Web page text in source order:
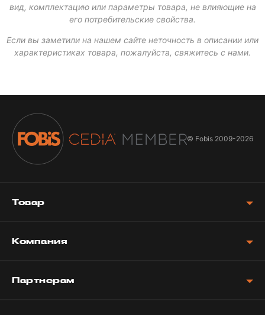
вид, комплектацию или параметры товара, не влияющие на
его потребительские свойства.
Если вы заметили на нашем сайте неточность в описании или
характеристиках товара, пожалуйста, свяжитесь с нами.
© Fobis 2009-2026
Товар
Компания
Партнерам